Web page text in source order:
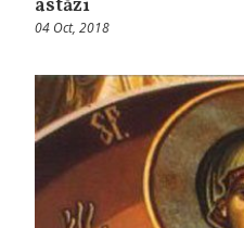
astăzi
04 Oct, 2018